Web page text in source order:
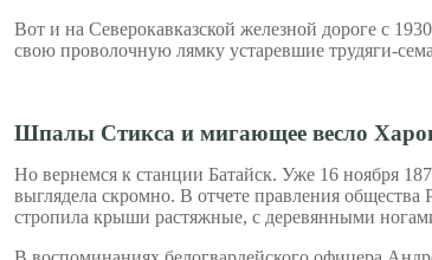
Вот и на Северокавказской железной дороге с
свою проволочную лямку устаревшие трудяги-
Шпалы Стикса и мигающее весло
Но вернемся к станции Батайск. Уже 16 ноября
выглядела скромно. В отчете правления общества
стропила крыши растяжные, с деревянными